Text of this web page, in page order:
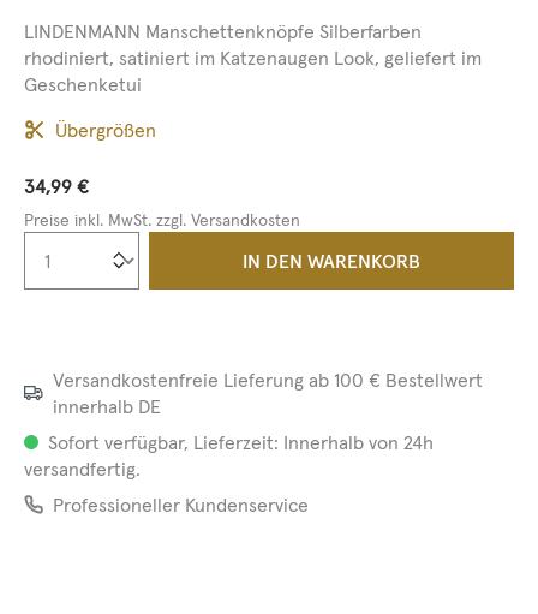
LINDENMANN Manschettenknöpfe Silberfarben
rhodiniert, satiniert im Katzenaugen Look, geliefert im
Geschenketui
Übergrößen
34,99 €
Preise inkl. MwSt. zzgl. Versandkosten
Produkt Anzahl: Gib den
IN DEN WARENKORB
Versandkostenfreie Lieferung ab 100 € Bestellwert
innerhalb DE
Sofort verfügbar, Lieferzeit: Innerhalb von 24h
versandfertig.
Professioneller Kundenservice